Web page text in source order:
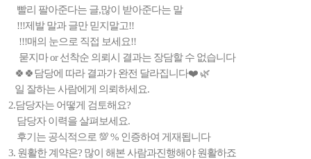
빨리 팔아준다는 글,많이 받아준다는 말
!!!제발 말과 글만 믿지말고!!
!!!매의 눈으로 직접 보세요!!
묻지마 or 선착순 의뢰시 결과는 장담할 수 없습니다
🍀🍀담당에 따라 결과가 완전 달라집니다❤️ 🌿
일 잘하는 사람에게 의뢰하세요.
2.담당자는 어떻게 검토해요?
담당자 이력을 살펴보세요.
후기는 공식적으로 💯 % 인증하여 게재됩니다
3. 원활한 계약은? 많이 해본 사람과진행해야 원활하죠